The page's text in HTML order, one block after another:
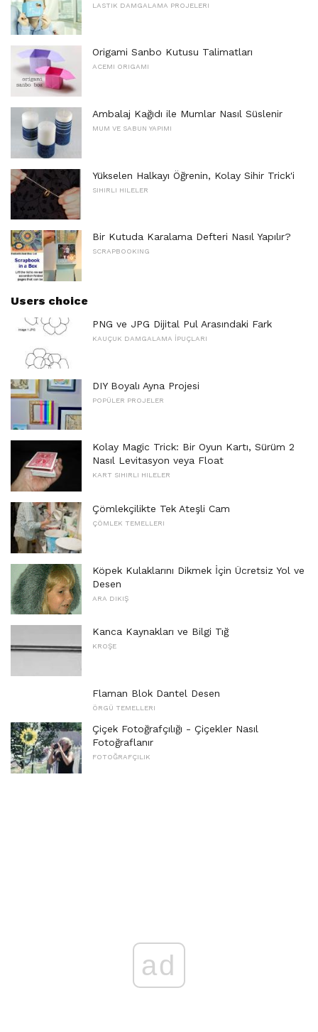
LASTIK DAMGALAMA PROJELERI
Origami Sanbo Kutusu Talimatları
ACEMI ORIGAMI
Ambalaj Kağıdı ile Mumlar Nasıl Süslenir
MUM VE SABUN YAPIMI
Yükselen Halkayı Öğrenin, Kolay Sihir Trick'i
SIHIRLI HILELER
Bir Kutuda Karalama Defteri Nasıl Yapılır?
SCRAPBOOKING
Users choice
PNG ve JPG Dijital Pul Arasındaki Fark
KAUÇUK DAMGALAMA İPUÇLARI
DIY Boyalı Ayna Projesi
POPÜLER PROJELER
Kolay Magic Trick: Bir Oyun Kartı, Sürüm 2
Nasıl Levitasyon veya Float
KART SIHIRLI HILELER
Çömlekçilikte Tek Ateşli Cam
ÇÖMLEK TEMELLERI
Köpek Kulaklarını Dikmek İçin Ücretsiz Yol ve
Desen
ARA DIKIŞ
Kanca Kaynakları ve Bilgi Tığ
KROŞE
Flaman Blok Dantel Desen
ÖRGÜ TEMELLERI
Çiçek Fotoğrafçılığı - Çiçekler Nasıl
Fotoğraflanır
FOTOĞRAFÇILIK
ad